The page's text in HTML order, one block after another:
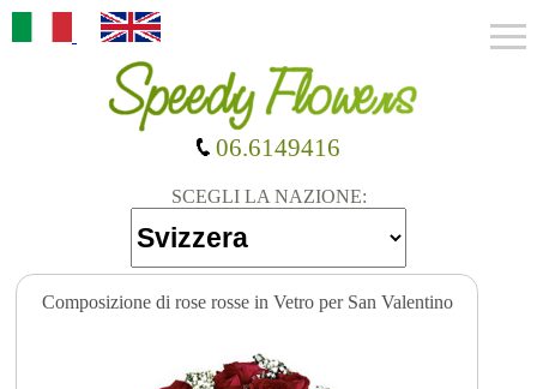
SCEGLI LA NAZIONE:
06.6149416
Composizione di rose rosse in Vetro per San Valentino